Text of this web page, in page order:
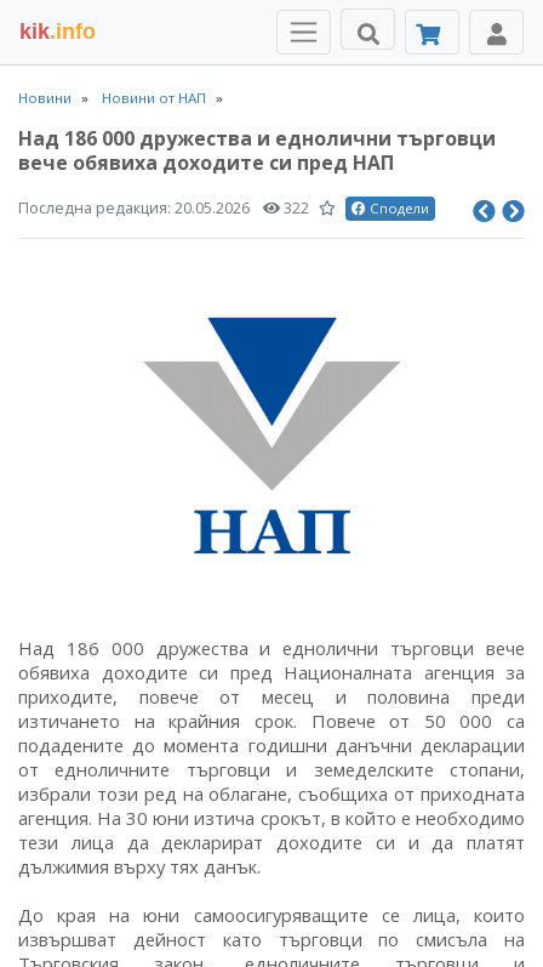
kik.info
Новини Новини от НАП
Над 186 000 дружества и еднолични търговци
вече обявиха доходите си пред НАП
Последна редакция: 20.05.2026 322 Сподели
Над 186 000 дружества и еднолични търговци вече
обявиха доходите си пред Националната агенция за
приходите, повече от месец и половина преди
изтичането на крайния срок. Повече от 50 000 са
подадените до момента годишни данъчни декларации
от едноличните търговци и земеделските стопани,
избрали този ред на облагане, съобщиха от приходната
агенция. На 30 юни изтича срокът, в който е необходимо
тези лица да декларират доходите си и да платят
дължимия върху тях данък.
До края на юни самоосигуряващите се лица, които
извършват дейност като търговци по смисъла на